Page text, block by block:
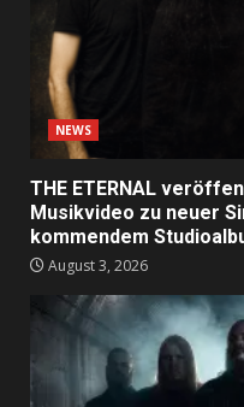
NEWS
THE ETERNAL
Musikvideo zu neuer
kommendem
August 3, 2026